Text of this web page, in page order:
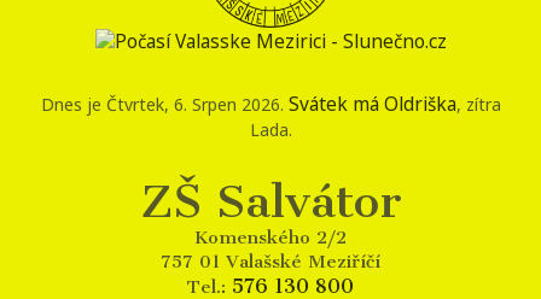
Dnes je Čtvrtek, 6. Srpen 2026. Svátek má Oldriška, zítra
Lada.
ZŠ Salvátor
Komenského 2/2
757 01 Valašské Meziříčí
Tel.: 576 130 800